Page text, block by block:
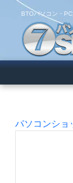
BTOパソコン・
パソコンショ